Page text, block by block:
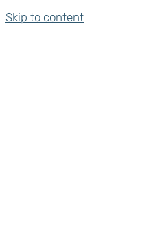
Skip to content